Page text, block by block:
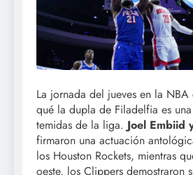
La jornada del jueves en la
qué la dupla de Filadelfia es
temidas de la liga. Joel Embiid
firmaron una actuación
los Houston Rockets, mientras
oeste, los Clippers demostraron